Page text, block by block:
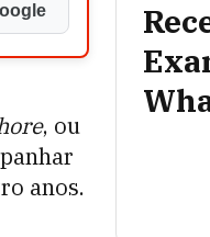
, ou
anos.